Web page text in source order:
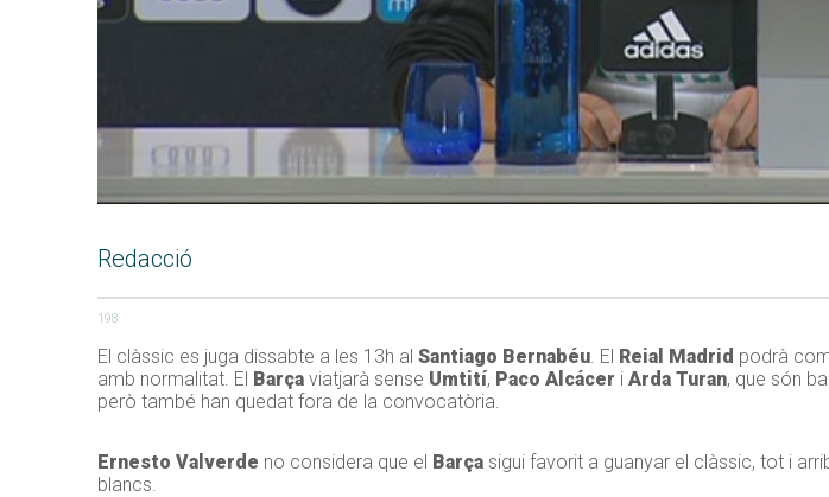
Redacció
198
El clàssic es juga dissabte a les 13h al Santiago Bernabéu. El Reial Madrid podrà
amb normalitat. El Barça viatjarà sense Umtití, Paco Alcácer i Arda Turan, que són
però també han quedat fora de la convocatòria.
Ernesto Valverde no considera que el Barça sigui favorit a guanyar el clàssic, tot i
blancs.